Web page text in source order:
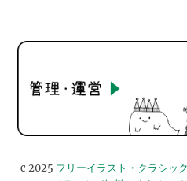
c 2025 フリーイラスト・クラシッ